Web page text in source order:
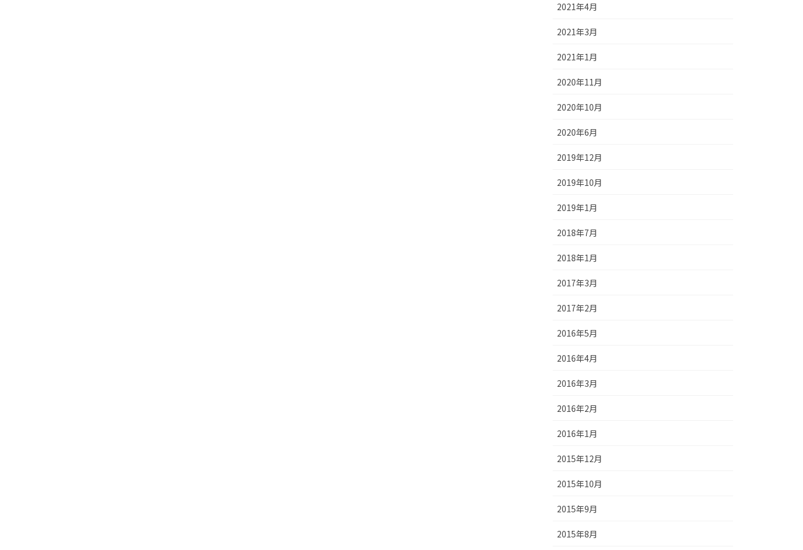
2021年4月
2021年3月
2021年1月
2020年11月
2020年10月
2020年6月
2019年12月
2019年10月
2019年1月
2018年7月
2018年1月
2017年3月
2017年2月
2016年5月
2016年4月
2016年3月
2016年2月
2016年1月
2015年12月
2015年10月
2015年9月
2015年8月